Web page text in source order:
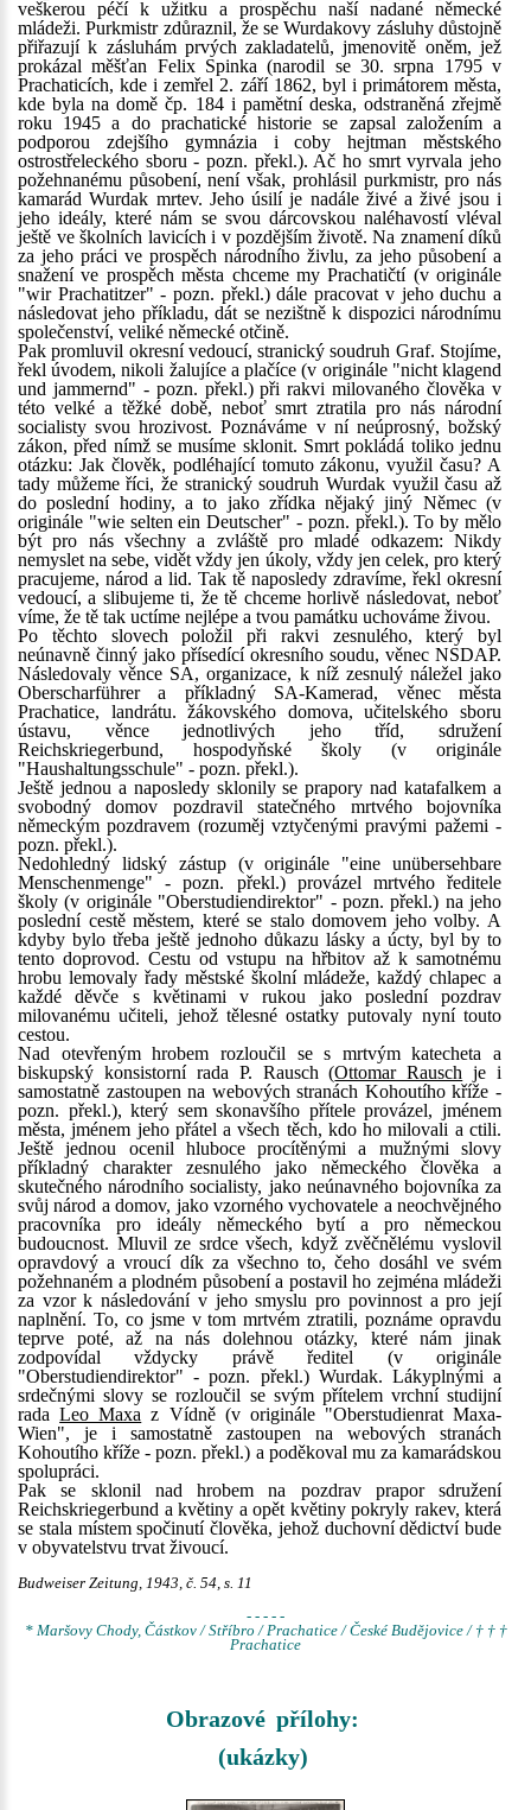
veškerou péčí k užitku a prospěchu naší nadané německé
mládeži. Purkmistr zdůraznil, že se Wurdakovy zásluhy důstojně
přiřazují k zásluhám prvých zakladatelů, jmenovitě oněm, jež
prokázal měšťan Felix Spinka (narodil se 30. srpna 1795 v
Prachaticích, kde i zemřel 2. září 1862, byl i primátorem města,
kde byla na domě čp. 184 i pamětní deska, odstraněná zřejmě
roku 1945 a do prachatické historie se zapsal založením a
podporou zdejšího gymnázia i coby hejtman městského
ostrostřeleckého sboru - pozn. překl.). Ač ho smrt vyrvala jeho
požehnanému působení, není však, prohlásil purkmistr, pro nás
kamarád Wurdak mrtev. Jeho úsilí je nadále živé a živé jsou i
jeho ideály, které nám se svou dárcovskou naléhavostí vléval
ještě ve školních lavicích i v pozdějším životě. Na znamení díků
za jeho práci ve prospěch národního živlu, za jeho působení a
snažení ve prospěch města chceme my Prachatičtí (v originále
"wir Prachatitzer" - pozn. překl.) dále pracovat v jeho duchu a
následovat jeho příkladu, dát se nezištně k dispozici národnímu
společenství, veliké německé otčině.
Pak promluvil okresní vedoucí, stranický soudruh Graf. Stojíme,
řekl úvodem, nikoli žalujíce a plačíce (v originále "nicht klagend
und jammernd" - pozn. překl.) při rakvi milovaného člověka v
této velké a těžké době, neboť smrt ztratila pro nás národní
socialisty svou hrozivost. Poznáváme v ní neúprosný, božský
zákon, před nímž se musíme sklonit. Smrt pokládá toliko jednu
otázku: Jak člověk, podléhající tomuto zákonu, využil času? A
tady můžeme říci, že stranický soudruh Wurdak využil času až
do poslední hodiny, a to jako zřídka nějaký jiný Němec (v
originále "wie selten ein Deutscher" - pozn. překl.). To by mělo
být pro nás všechny a zvláště pro mladé odkazem: Nikdy
nemyslet na sebe, vidět vždy jen úkoly, vždy jen celek, pro který
pracujeme, národ a lid. Tak tě naposledy zdravíme, řekl okresní
vedoucí, a slibujeme ti, že tě chceme horlivě následovat, neboť
víme, že tě tak uctíme nejlépe a tvou památku uchováme živou.
Po těchto slovech položil při rakvi zesnulého, který byl
neúnavně činný jako přísedící okresního soudu, věnec NSDAP.
Následovaly věnce SA, organizace, k níž zesnulý náležel jako
Oberscharführer a příkladný SA-Kamerad, věnec města
Prachatice, landrátu. žákovského domova, učitelského sboru
ústavu, věnce jednotlivých jeho tříd, sdružení
Reichskriegerbund, hospodyňské školy (v originále
"Haushaltungsschule" - pozn. překl.).
Ještě jednou a naposledy sklonily se prapory nad katafalkem a
svobodný domov pozdravil statečného mrtvého bojovníka
německým pozdravem (rozuměj vztyčenými pravými pažemi -
pozn. překl.).
Nedohledný lidský zástup (v originále "eine unübersehbare
Menschenmenge" - pozn. překl.) provázel mrtvého ředitele
školy (v originále "Oberstudiendirektor" - pozn. překl.) na jeho
poslední cestě městem, které se stalo domovem jeho volby. A
kdyby bylo třeba ještě jednoho důkazu lásky a úcty, byl by to
tento doprovod. Cestu od vstupu na hřbitov až k samotnému
hrobu lemovaly řady městské školní mládeže, každý chlapec a
každé děvče s květinami v rukou jako poslední pozdrav
milovanému učiteli, jehož tělesné ostatky putovaly nyní touto
cestou.
Nad otevřeným hrobem rozloučil se s mrtvým katecheta a
biskupský konsistorní rada P. Rausch (Ottomar Rausch je i
samostatně zastoupen na webových stranách Kohoutího kříže -
pozn. překl.), který sem skonavšího přítele provázel, jménem
města, jménem jeho přátel a všech těch, kdo ho milovali a ctili.
Ještě jednou ocenil hluboce procítěnými a mužnými slovy
příkladný charakter zesnulého jako německého člověka a
skutečného národního socialisty, jako neúnavného bojovníka za
svůj národ a domov, jako vzorného vychovatele a neochvějného
pracovníka pro ideály německého bytí a pro německou
budoucnost. Mluvil ze srdce všech, když zvěčnělému vyslovil
opravdový a vroucí dík za všechno to, čeho dosáhl ve svém
požehnaném a plodném působení a postavil ho zejména mládeži
za vzor k následování v jeho smyslu pro povinnost a pro její
naplnění. To, co jsme v tom mrtvém ztratili, poznáme opravdu
teprve poté, až na nás dolehnou otázky, které nám jinak
zodpovídal vždycky právě ředitel (v originále
"Oberstudiendirektor" - pozn. překl.) Wurdak. Lákyplnými a
srdečnými slovy se rozloučil se svým přítelem vrchní studijní
radaLeo Maxa z Vídně (v originále "Oberstudienrat Maxa-
Wien", je i samostatně zastoupen na webových stranách
Kohoutího kříže - pozn. překl.) a poděkoval mu za kamarádskou
spolupráci.
Pak se sklonil nad hrobem na pozdrav prapor sdružení
Reichskriegerbund a květiny a opět květiny pokryly rakev, která
se stala místem spočinutí člověka, jehož duchovní dědictví bude
v obyvatelstvu trvat živoucí.
Budweiser Zeitung, 1943, č. 54, s. 11
- - - - -
* Maršovy Chody, Částkov / Stříbro / Prachatice / České Budějovice / † † †
Prachatice
Obrazové přílohy:
(ukázky)